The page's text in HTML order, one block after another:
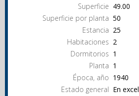
Superficie 49.00
Superficie por planta 50
Estancia 25
Habitaciones 2
Dormitorios 1
Planta 1
Época, año 1940
Estado general En